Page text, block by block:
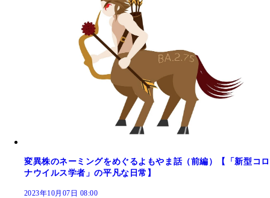
変異株のネーミングをめぐるよもやま話（前編）【「新型コロ
ナウイルス学者」の平凡な日常】
2023年10月07日 08:00